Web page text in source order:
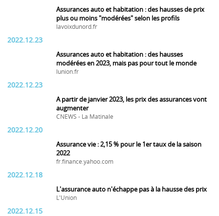
Assurances auto et habitation : des hausses de prix
plus ou moins "modérées" selon les profils
lavoixdunord.fr
2022.12.23
Assurances auto et habitation : des hausses
modérées en 2023, mais pas pour tout le monde
lunion.fr
2022.12.23
A partir de janvier 2023, les prix des assurances vont
augmenter
CNEWS - La Matinale
2022.12.20
Assurance vie : 2,15 % pour le 1er taux de la saison
2022
fr.finance.yahoo.com
2022.12.18
L'assurance auto n'échappe pas à la hausse des prix
L'Union
2022.12.15